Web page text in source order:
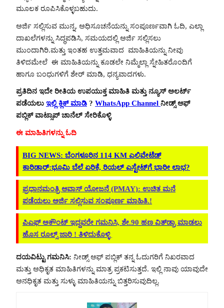
ಮೂಲಕ ರೂಪಿಸಿಕೊಳ್ಳಬಹುದು.
ಅರ್ಜಿ ಸಲ್ಲಿಸುವ ಮುನ್ನ, ಅಧಿಸೂಚನೆಯನ್ನು ಸಂಪೂರ್ಣವಾಗಿ ಓದಿ, ಎಲ್ಲಾ
ದಾಖಲೆಗಳನ್ನು ಸಿದ್ಧಪಡಿಸಿ, ಸಮಯದಲ್ಲಿ ಅರ್ಜಿ ಸಲ್ಲಿಸಲು
ಮುಂದಾಗಿರಿ.ಮತ್ತು ಇಂತಹ ಉತ್ತಮವಾದ ಮಾಹಿತಿಯನ್ನು ನೀವು
ತಿಳಿದಮೇಲೆ ಈ ಮಾಹಿತಿಯನ್ನು ಕೂಡಲೇ ನಿಮ್ಮೆಲ್ಲಾ ಸ್ನೇಹಿತರೊಂದಿಗೆ
ಹಾಗೂ ಬಂಧುಗಳಿಗೆ ಶೇರ್ ಮಾಡಿ, ಧನ್ಯವಾದಗಳು.
ಪ್ರತಿದಿನ ಇದೇ ರೀತಿಯ ಉಪಯುಕ್ತ ಮಾಹಿತಿ ಮತ್ತು ನ್ಯೂಸ್ ಅಲರ್ಟ್
ಪಡೆಯಲು ಇಲ್ಲಿ ಕ್ಲಿಕ್ ಮಾಡಿ ? WhatsApp Channel ನೀಡ್ಸ್ ಆಫ್
ಪಬ್ಲಿಕ್ ವಾಟ್ಸಾಪ್ ಚಾನೆಲ್ ಸೇರಿಕೊಳ್ಳಿ
ಈ ಮಾಹಿತಿಗಳನ್ನು ಓದಿ
BIG NEWS: ಬೆಂಗಳೂರಿನ 114 KM ಎಲಿವೇಟೆಡ್
ಕಾರಿಡಾರ್:ಭೂಮಿ ಬೆಲೆ ಏರಿಕೆ, ರಿಯಲ್​ ಎಸ್ಟೇಟ್​ಗೆ ಭಾರೀ ಲಾಭ?
ಪ್ರಧಾನಮಂತ್ರಿ ಆವಾಸ್ ಯೋಜನೆ (PMAY): ಉಚಿತ ಮನೆ
ಪಡೆಯಲು ಅರ್ಜಿ ಸಲ್ಲಿಸುವ ಸಂಪೂರ್ಣ ಮಾಹಿತಿ.!
ಪಿಎಫ್ ಅಕೌಂಟ್ ಇದ್ದವರೇ ಗಮನಿಸಿ, ಶೇ.90 ಹಣ ವಿತ್‌ಡ್ರಾ ಮಾಡಲು
ಹೊಸ ರೂಲ್ಸ್ ಜಾರಿ ! ತಿಳಿದುಕೊಳ್ಳಿ
ದಯವಿಟ್ಟು ಗಮನಿಸಿ: ನೀಡ್ಸ್ ಆಫ್ ಪಬ್ಲಿಕ್ ತನ್ನ ಓದುಗರಿಗೆ ನಿಖರವಾದ
ಮತ್ತು ಅಧಿಕೃತ ಮಾಹಿತಿಗಳನ್ನು ಮಾತ್ರ ಪ್ರಕಟಿಸುತ್ತದೆ. ಇಲ್ಲಿ ನಾವು ಯಾವುದೇ
ಅನಧಿಕೃತ ಮತ್ತು ಸುಳ್ಳು ಮಾಹಿತಿಯನ್ನು ಬಿತ್ತರಿಸುವುದಿಲ್ಲ.